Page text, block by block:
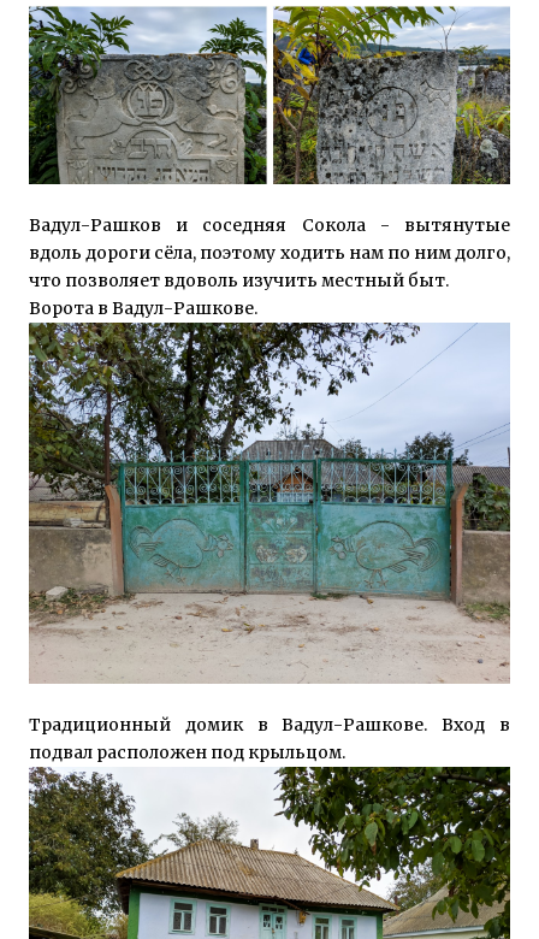
Вадул-Рашков и соседняя Сокола - вытянутые
вдоль дороги сёла, поэтому ходить нам по ним долго,
что позволяет вдоволь изучить местный быт.
Ворота в Вадул-Рашкове.
Традиционный домик в Вадул-Рашкове. Вход в
подвал расположен под крыльцом.